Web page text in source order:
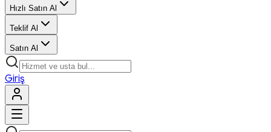
Hızlı Satın Al
Teklif Al
Satın Al
Giriş